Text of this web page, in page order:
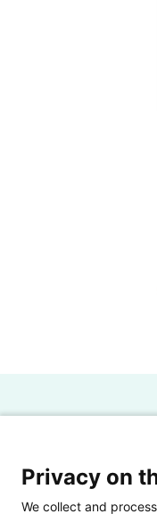
Privacy on
We collect and